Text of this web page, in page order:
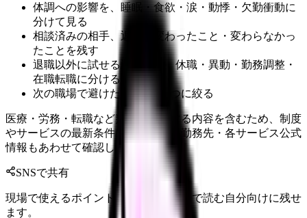
体調への影響を、睡眠・食欲・涙・動悸・欠勤衝動に
分けて見る
相談済みの相手、返答、変わったこと・変わらなかっ
たことを残す
退職以外に試せる選択肢を、休職・異動・勤務調整・
在職転職に分ける
次の職場で避けたい条件を3つに絞る
医療・労務・転職など判断に影響する内容を含むため、制度
やサービスの最新条件は公的機関・勤務先・各サービス公式
情報もあわせて確認してください。
SNSで共有
現場で使えるポイントを、同僚やあとで読む自分向けに残せ
ます。